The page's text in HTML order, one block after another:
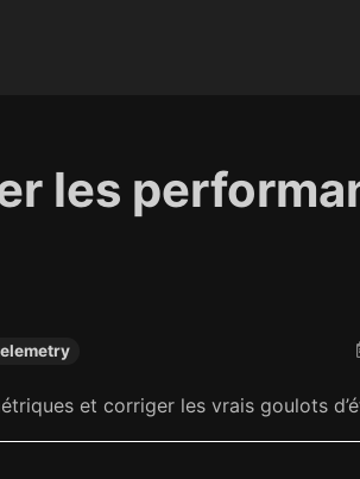
les
et corriger les vrais goulots